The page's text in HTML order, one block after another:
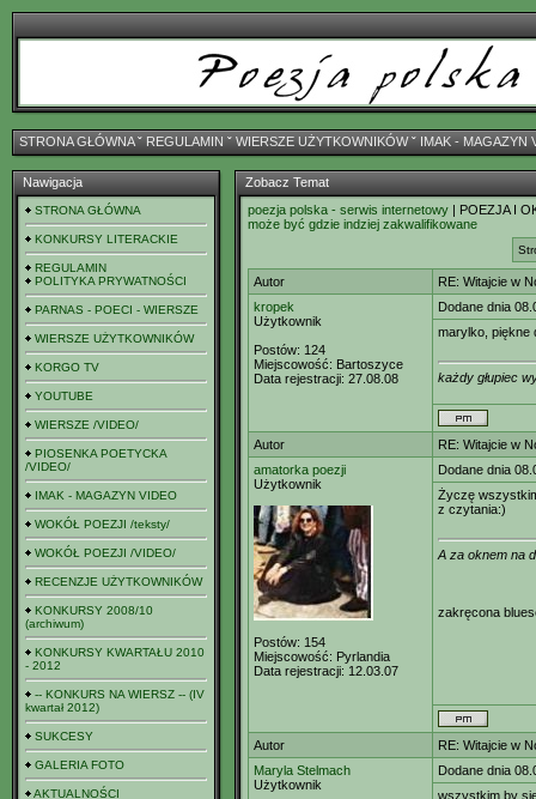
STRONA GŁÓWNAˇ REGULAMIN ˇ WIERSZE UŻYTKOWNIKÓWˇ IMAK - MAGAZYN
Nawigacja
STRONA GŁÓWNA
KONKURSY LITERACKIE
REGULAMIN
POLITYKA PRYWATNOŚCI
PARNAS - POECI - WIERSZE
WIERSZE UŻYTKOWNIKÓW
KORGO TV
YOUTUBE
WIERSZE /VIDEO/
PIOSENKA POETYCKA
/VIDEO/
IMAK - MAGAZYN VIDEO
WOKÓŁ POEZJI /teksty/
WOKÓŁ POEZJI /VIDEO/
RECENZJE UŻYTKOWNIKÓW
KONKURSY 2008/10
(archiwum)
KONKURSY KWARTAŁU 2010
- 2012
-- KONKURS NA WIERSZ -- (IV
kwartał 2012)
SUKCESY
GALERIA FOTO
AKTUALNOŚCI
Zobacz Temat
poezja polska - serwis internetowy | POEZJA I
może być gdzie indziej zakwalifikowane
Autor
RE: Witajcie w
kropek
Użytkownik
Postów: 124
Miejscowość: Bartoszyce
Data rejestracji: 27.08.08
Dodane dnia
marylko, piękne
każdy głupiec
Autor
RE: Witajcie w
amatorka poezji
Użytkownik
Postów: 154
Miejscowość: Pyrlandia
Data rejestracji: 12.03.07
Dodane dnia
Życzę
z czytania:)
A za oknem na
zakręcona
Autor
RE: Witajcie w
Maryla Stelmach
Użytkownik
Dodane dnia
wszystkim by